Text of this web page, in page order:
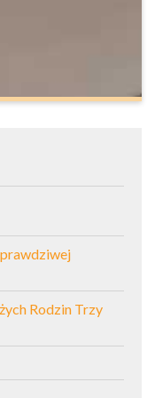
prawdziwej
Rodzin Trzy